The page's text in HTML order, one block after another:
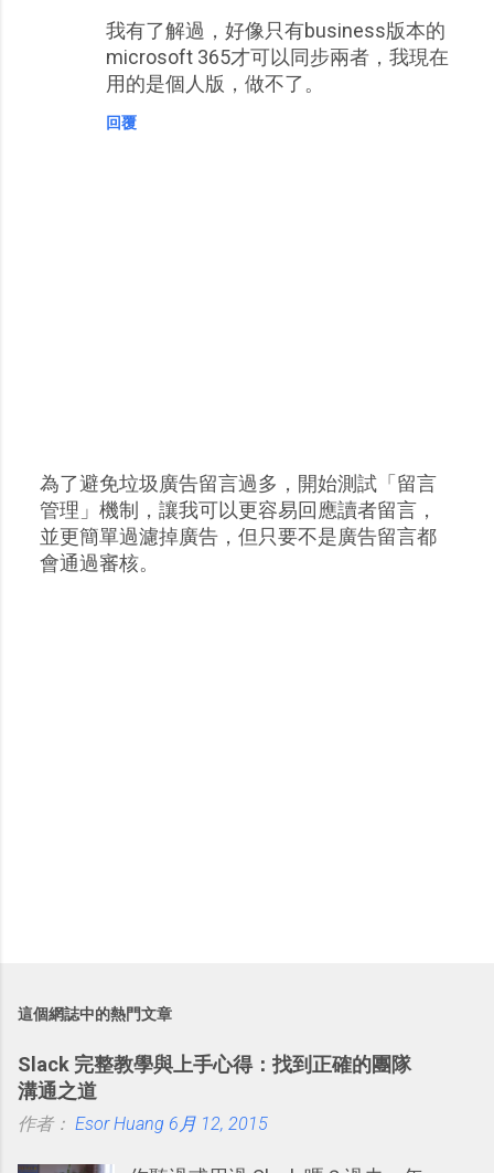
我有了解過，好像只有business版本的
microsoft 365才可以同步兩者，我現在
用的是個人版，做不了。
回覆
張
貼
留
為了避免垃圾廣告留言過多，開始測試「留言
管理」機制，讓我可以更容易回應讀者留言，
並更簡單過濾掉廣告，但只要不是廣告留言都
會通過審核。
這個網誌中的熱門文章
Slack 完整教學與上手心得：找到正確的團隊
溝通之道
作者： Esor Huang 6月 12, 2015